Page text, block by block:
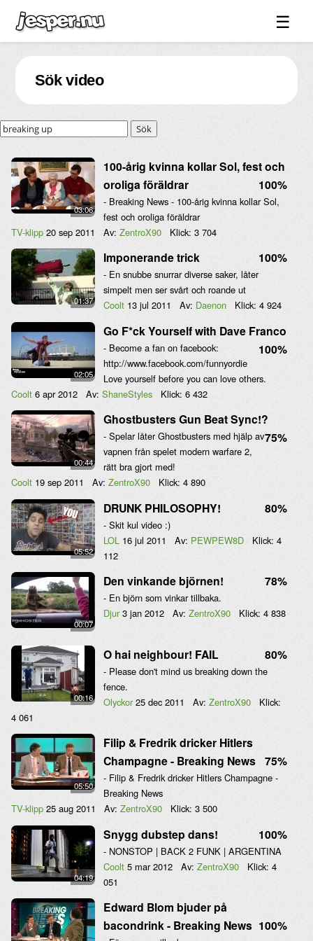
☰
Spel ↓
Bilder ↓
Forum ↓
Länkar
Videos
Blandat ↓
Om sidan ↓
Sök video
Sök
03:06
100-årig kvinna kollar Sol, fest och
oroliga föräldrar
100%
- Breaking News - 100-årig kvinna kollar Sol,
fest och oroliga föräldrar
TV-klipp 20 sep 2011 Av: ZentroX90 Klick: 3 704
01:37
Imponerande trick 100%
- En snubbe snurrar diverse saker, låter
simpelt men ser svårt och roande ut
Coolt 13 jul 2011 Av: Daenon Klick: 4 924
02:05
Go F*ck Yourself with Dave Franco
100%
- Become a fan on facebook:
http://www.facebook.com/funnyordie
Love yourself before you can love others.
Coolt 6 apr 2012 Av: ShaneStyles Klick: 6 432
00:44
Ghostbusters Gun Beat Sync!?
75%
- Spelar låter Ghostbusters med hjälp av
vapnen från spelet modern warfare 2,
rätt bra gjort med!
Coolt 19 sep 2011 Av: ZentroX90 Klick: 4 890
05:52
DRUNK PHILOSOPHY! 80%
- Skit kul video :)
LOL 16 jul 2011 Av: PEWPEW8D Klick: 4
112
00:07
Den vinkande björnen! 78%
- En björn som vinkar tillbaka.
Djur 3 jan 2012 Av: ZentroX90 Klick: 4 838
00:16
O hai neighbour! FAIL 80%
- Please don't mind us breaking down the
fence.
Olyckor 25 dec 2011 Av: ZentroX90
Klick:
4 061
05:50
Filip & Fredrik dricker Hitlers
Champagne - Breaking News 75%
- Filip & Fredrik dricker Hitlers Champagne -
Breaking News
TV-klipp 25 aug 2011 Av: ZentroX90 Klick: 3 500
04:19
Snygg dubstep dans! 100%
- NONSTOP | BACK 2 FUNK | ARGENTINA
Coolt 5 mar 2012 Av: ZentroX90 Klick: 4
051
Edward Blom bjuder på
bacondrink - Breaking News 100%